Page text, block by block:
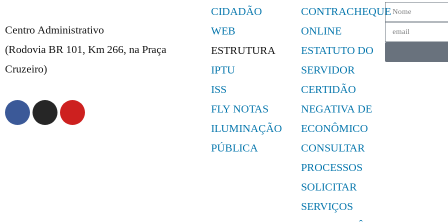
Centro Administrativo
(Rodovia BR 101, Km 266, na Praça
Cruzeiro)
CIDADÃO
WEB
ESTRUTURA
IPTU
ISS
FLY NOTAS
ILUMINAÇÃO
PÚBLICA
CONTRACHEQUE
ONLINE
ESTATUTO DO
SERVIDOR
CERTIDÃO
NEGATIVA DE
ECONÔMICO
CONSULTAR
PROCESSOS
SOLICITAR
SERVIÇOS